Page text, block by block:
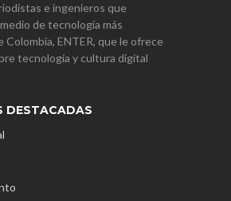
e ingenieros que
de tecnología más
ENTER, que le ofrece
tecnología y cultura digital
DESTACADAS